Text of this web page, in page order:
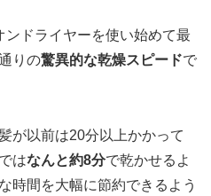
ンドライヤーを使い始めて最
りの驚異的な乾燥スピードで
が以前は20分以上かかって
はなんと約8分で乾かせるよ
時間を大幅に節約できるよう